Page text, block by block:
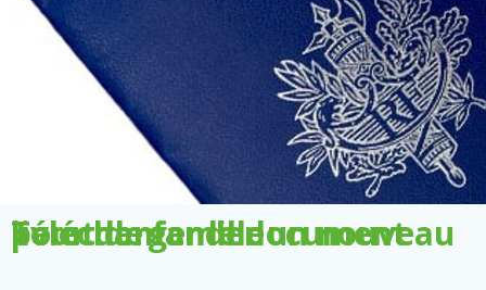
Télécharger le document pour demander un nouveau livret de famille